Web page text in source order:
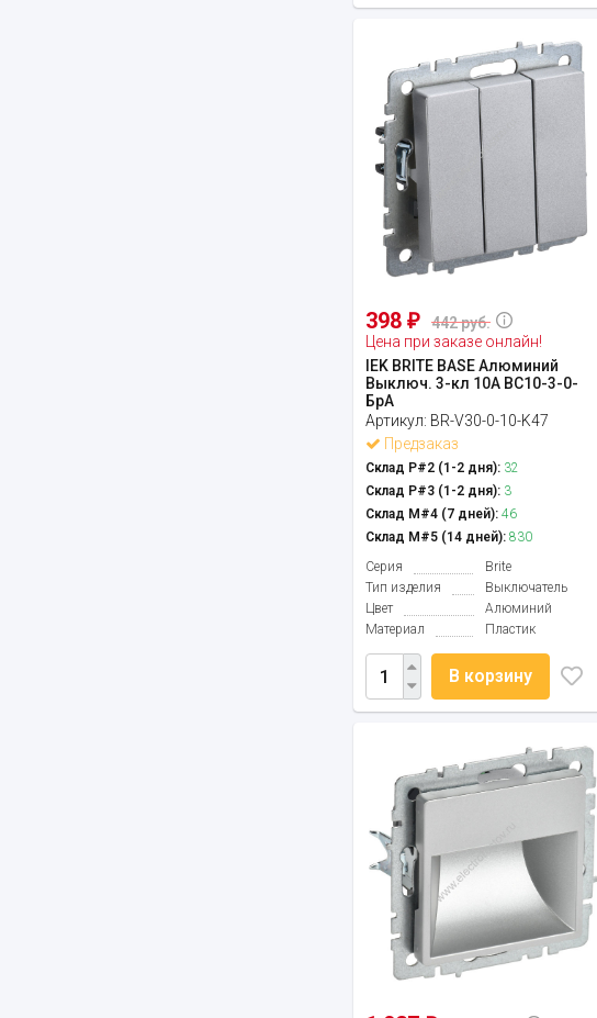
398 ₽
442 руб.
Цена при заказе онлайн!
IEK BRITE BASE Алюминий
Выключ. 3-кл 10А ВС10-3-0-
БрА
Артикул: BR-V30-0-10-K47
Предзаказ
Склад Р#2 (1-2 дня): 32
Склад Р#3 (1-2 дня): 3
Склад М#4 (7 дней): 46
Склад М#5 (14 дней): 830
Серия
Brite
Тип изделия
Выключатель
Цвет
Алюминий
Материал
Пластик
В корзину